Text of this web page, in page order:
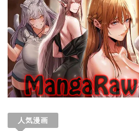
第63話
November 3, 2023
第62話
October 29, 2023
第61話
人気漫画